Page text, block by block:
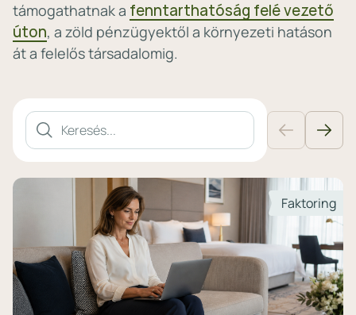
támogathatnak a fenntarthatóság felé vezető
úton, a zöld pénzügyektől a környezeti hatáson
át a felelős társadalomig.
Keresőmező
Faktoring